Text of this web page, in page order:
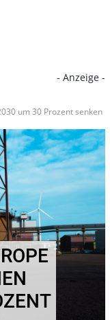
- Anzeige -
um 30 Prozent senken